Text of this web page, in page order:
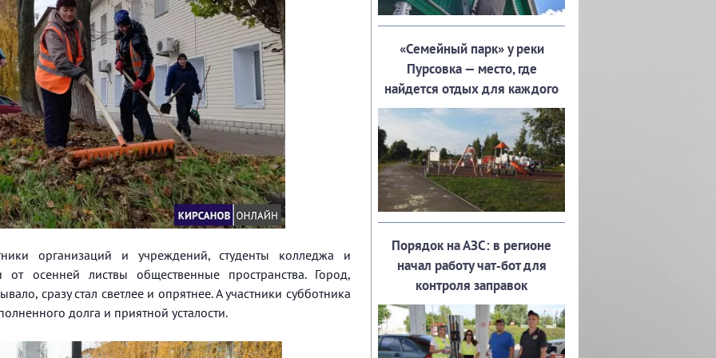
организаций и учреждений, студенты колледжа и
осенней листвы общественные пространства. Город,
сразу стал светлее и опрятнее. А участники субботника
долга и приятной усталости.
«Семейный парк» у реки
Пурсовка — место, где
найдется отдых для каждого
Порядок на АЗС: в регионе
начал работу чат‑бот для
контроля заправок